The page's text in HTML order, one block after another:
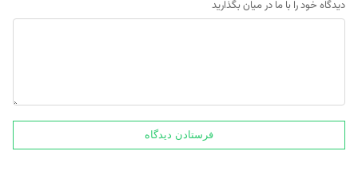
دیدگاه خود را با ما در میان بگذارید